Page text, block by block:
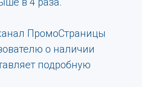
ПромоСтраницы
о наличии
подробную